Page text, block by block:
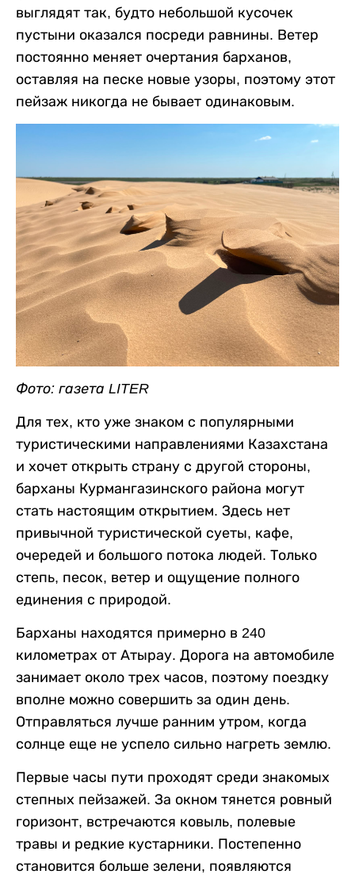
выглядят так, будто небольшой кусочек
пустыни оказался посреди равнины. Ветер
постоянно меняет очертания барханов,
оставляя на песке новые узоры, поэтому этот
пейзаж никогда не бывает одинаковым.
Фото: газета LITER
Для тех, кто уже знаком с популярными
туристическими направлениями Казахстана
и хочет открыть страну с другой стороны,
барханы Курмангазинского района могут
стать настоящим открытием. Здесь нет
привычной туристической суеты, кафе,
очередей и большого потока людей. Только
степь, песок, ветер и ощущение полного
единения с природой.
Барханы находятся примерно в 240
километрах от Атырау. Дорога на автомобиле
занимает около трех часов, поэтому поездку
вполне можно совершить за один день.
Отправляться лучше ранним утром, когда
солнце еще не успело сильно нагреть землю.
Первые часы пути проходят среди знакомых
степных пейзажей. За окном тянется ровный
горизонт, встречаются ковыль, полевые
травы и редкие кустарники. Постепенно
становится больше зелени, появляются